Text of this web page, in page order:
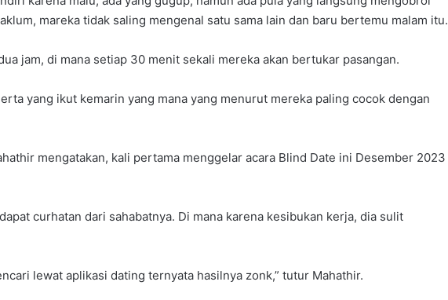
mareka tidak saling mengenal satu sama lain dan baru bertemu malam itu.
jam, di mana setiap 30 menit sekali mereka akan bertukar pasangan.
yang ikut kemarin yang mana yang menurut mereka paling cocok dengan
mengatakan, kali pertama menggelar acara Blind Date ini Desember 2023
curhatan dari sahabatnya. Di mana karena kesibukan kerja, dia sulit
lewat aplikasi dating ternyata hasilnya zonk,” tutur Mahathir.